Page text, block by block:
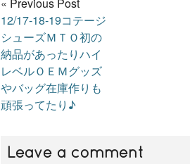
12/17-18-19コテージ
シューズＭＴＯ初の
納品があったりハイ
レベルＯＥＭグッズ
やバッグ在庫作りも
頑張ってたり♪
Leave a comment